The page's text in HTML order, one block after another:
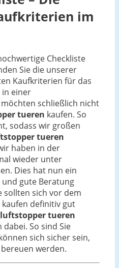
im
Checkliste
Sie die unserer
Kaufkriterien für das
in einer
schließlich nicht
tueren kaufen. So
sodass wir großen
tueren
haben in der
wieder unter
Dies hat nun ein
und gute Beratung
sollten sich vor dem
kaufen definitiv gut
tueren
So sind Sie
sich sicher sein,
werden.